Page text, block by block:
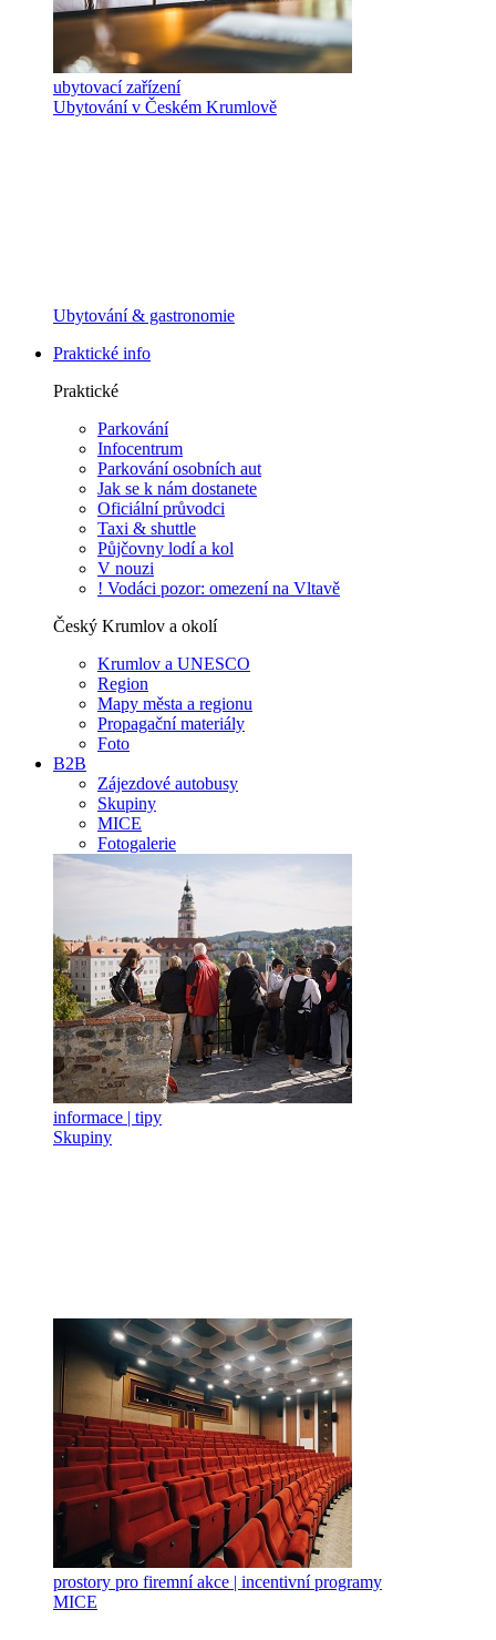
ubytovací zařízení
Ubytování v Českém Krumlově
Ubytování & gastronomie
Praktické info
Praktické
Parkování
Infocentrum
Parkování osobních aut
Jak se k nám dostanete
Oficiální průvodci
Taxi & shuttle
Půjčovny lodí a kol
V nouzi
! Vodáci pozor: omezení na Vltavě
Český Krumlov a okolí
Krumlov a UNESCO
Region
Mapy města a regionu
Propagační materiály
Foto
B2B
Zájezdové autobusy
Skupiny
MICE
Fotogalerie
informace | tipy
Skupiny
prostory pro firemní akce | incentivní programy
MICE